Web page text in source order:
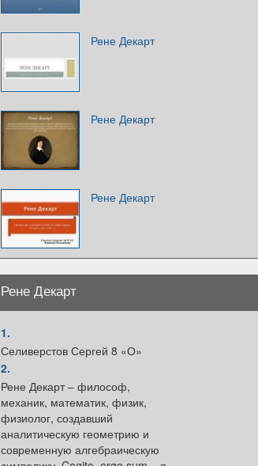
Рене Декарт
Рене Декарт
Рене Декарт
Рене Декарт
1.
Селиверстов Сергей 8 «О»
2.
Рене Декарт – философ,
механик, математик, физик,
физиолог, создавший
аналитическую геометрию и
современную алгебраическую